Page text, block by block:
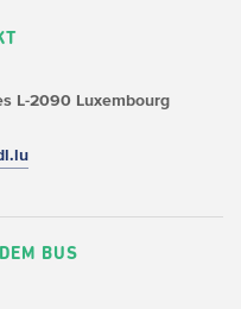
L-2090 Luxembourg
BUS